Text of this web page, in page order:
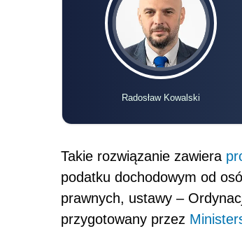
Radosław Kowalski
Takie rozwiązanie zawiera
podatku dochodowym od
prawnych, ustawy –
przygotowany przez